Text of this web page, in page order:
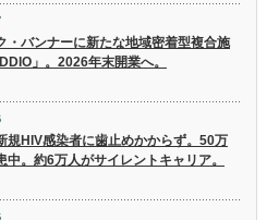
・バンナーに新たな地域密着型複合施
」。2026年末開業へ。
規HIV感染者に歯止めかからず。50万
中。約6万人がサイレントキャリア。